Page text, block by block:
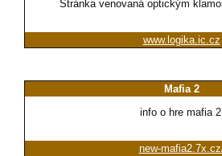
Stránka venovaná optickým
www.logika.ic.cz
Mafia 2
info o hre mafia 2
new-